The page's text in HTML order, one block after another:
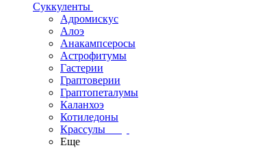
Суккуленты
Адромискус
Алоэ
Анакампсеросы
Астрофитумы
Гастерии
Граптоверии
Граптопеталумы
Каланхоэ
Котиледоны
Крассулы
Еще